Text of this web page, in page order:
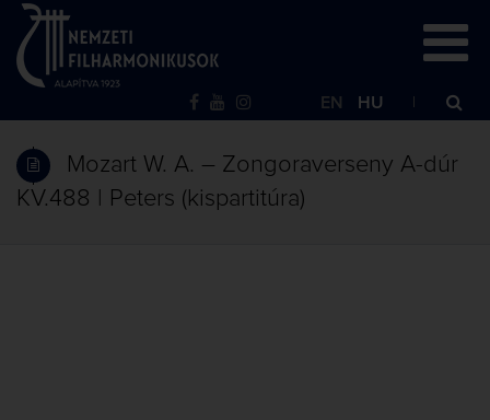
EN HU
Mozart W. A. – Zongoraverseny A-dúr
KV.488 | Peters (kispartitúra)